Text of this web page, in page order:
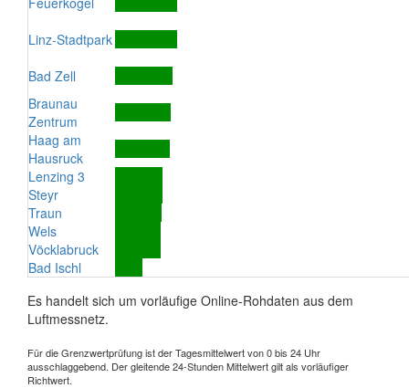
Linz-Stadtpark
Bad Zell
Braunau
Zentrum
Haag am
Hausruck
Lenzing 3
Steyr
Traun
Wels
Vöcklabruck
Bad Ischl
Es handelt sich um vorläufige Online-Rohdaten aus dem
Luftmessnetz.
Für die Grenzwertprüfung ist der Tagesmittelwert von 0 bis 24 Uhr
ausschlaggebend. Der gleitende 24-Stunden Mittelwert gilt als vorläufiger
Richtwert.